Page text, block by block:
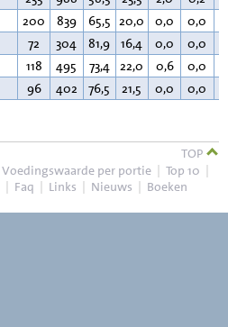
200 839 65,5 20,0 0,0 0,0
72 304 81,9 16,4 0,0 0,0
118 495 73,4 22,0 0,6 0,0
96 402 76,5 21,5 0,0 0,0
TOP
Voedingswaarde per portie | Top 10 |
| Faq | Links | Nieuws | Boeken